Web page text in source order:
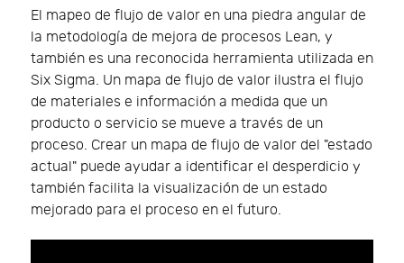
El mapeo de flujo de valor en una piedra angular de
la metodología de mejora de procesos Lean, y
también es una reconocida herramienta utilizada en
Six Sigma. Un mapa de flujo de valor ilustra el flujo
de materiales e información a medida que un
producto o servicio se mueve a través de un
proceso. Crear un mapa de flujo de valor del "estado
actual" puede ayudar a identificar el desperdicio y
también facilita la visualización de un estado
mejorado para el proceso en el futuro.